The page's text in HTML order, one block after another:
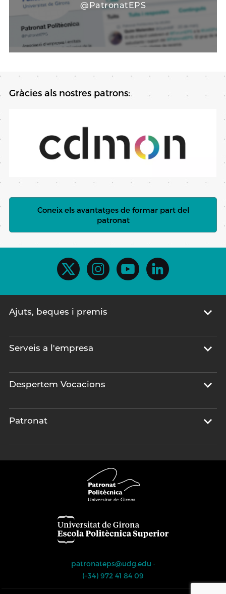
@PatronatEPS
Gràcies als nostres patrons:
Coneix els avantatges de formar part del
patronat
Ajuts, beques i premis
Serveis a l'empresa
Despertem Vocacions
Patronat
patronateps@udg.edu ·
(+34) 972 41 84 09